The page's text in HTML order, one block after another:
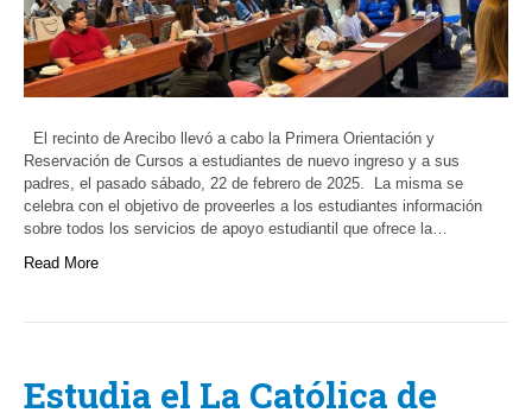
El recinto de Arecibo llevó a cabo la Primera Orientación y
Reservación de Cursos a estudiantes de nuevo ingreso y a sus
padres, el pasado sábado, 22 de febrero de 2025. La misma se
celebra con el objetivo de proveerles a los estudiantes información
sobre todos los servicios de apoyo estudiantil que ofrece la…
Read More
Estudia el La Católica de